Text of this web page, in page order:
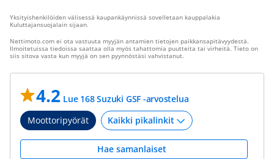
Yksityishenkilöiden välisessä kaupankäynnissä sovelletaan kauppalakia
Kuluttajansuojalain sijaan.
Nettimoto.com ei ota vastuuta myyjän antamien tietojen paikkansapitävyydestä.
Ilmoitetuissa tiedoissa saattaa olla myös tahattomia puutteita tai virheitä. Tieto on
siis sitova vasta kun myyjä on sen pyynnöstäsi vahvistanut.
4.2 Lue 168 Suzuki GSF -arvostelua
Moottoripyörät
Hae samanlaiset